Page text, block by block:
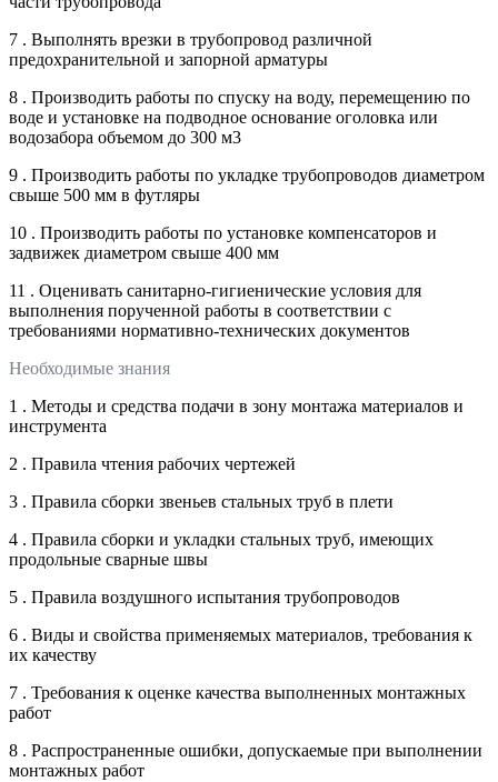
7 . Выполнять врезки в трубопровод различной
предохранительной и запорной арматуры
8 . Производить работы по спуску на воду, перемещению по
воде и установке на подводное основание оголовка или
водозабора объемом до 300 м3
9 . Производить работы по укладке трубопроводов диаметром
свыше 500 мм в футляры
10 . Производить работы по установке компенсаторов и
задвижек диаметром свыше 400 мм
11 . Оценивать санитарно-гигиенические условия для
выполнения порученной работы в соответствии с
требованиями нормативно-технических документов
Необходимые знания
1 . Методы и средства подачи в зону монтажа материалов и
инструмента
2 . Правила чтения рабочих чертежей
3 . Правила сборки звеньев стальных труб в плети
4 . Правила сборки и укладки стальных труб, имеющих
продольные сварные швы
5 . Правила воздушного испытания трубопроводов
6 . Виды и свойства применяемых материалов, требования к
их качеству
7 . Требования к оценке качества выполненных монтажных
работ
8 . Распространенные ошибки, допускаемые при выполнении
монтажных работ